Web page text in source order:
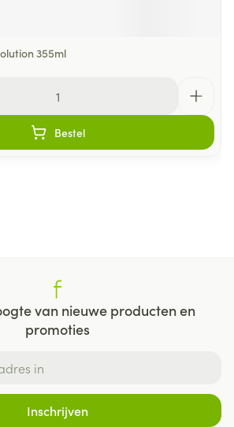
355ml
Bestel
van nieuwe producten en
promoties
Inschrijven